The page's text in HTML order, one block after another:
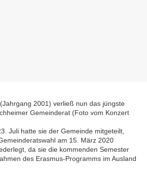
2001) verließ nun das jüngste
Gemeinderat (Foto vom Konzert
Juli hatte sie der Gemeinde mitgeteilt,
am 15. März 2020
da sie die kommenden Semester
des Erasmus-Programms im Ausland